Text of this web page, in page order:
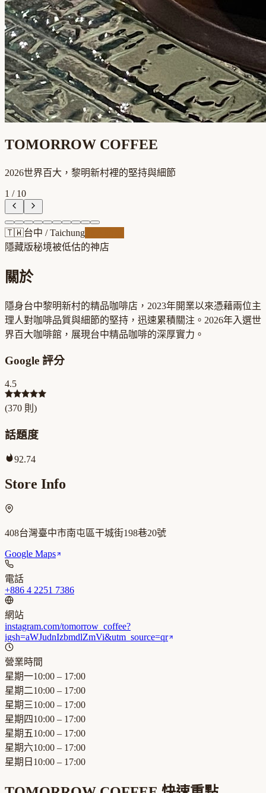
TOMORROW COFFEE
2026世界百大，黎明新村裡的堅持與細節
1 / 10
🇹🇼台中 /Taichung
隱藏版秘境被低估的神店
關於
隱身台中黎明新村的精品咖啡店，2023年開業以來憑藉兩位主
理人對咖啡品質與細節的堅持，迅速累積關注。2026年入選世
界百大咖啡館，展現台中精品咖啡的深厚實力。
Google 評分
4.5
(370 則)
話題度
92.74
Store Info
408台灣臺中市南屯區干城街198巷20號
Google Maps
電話
+886 4 2251 7386
網站
instagram.com/tomorrow_coffee?
igsh=aWJudnIzbmdlZmVi&utm_source=qr
營業時間
星期一10:00 – 17:00
星期二10:00 – 17:00
星期三10:00 – 17:00
星期四10:00 – 17:00
星期五10:00 – 17:00
星期六10:00 – 17:00
星期日 10:00 – 17:00